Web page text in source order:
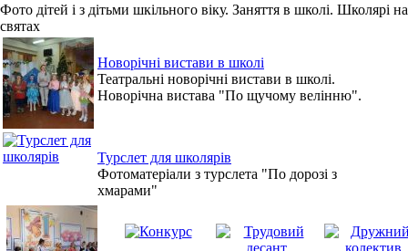
Фото дітей і з дітьми шкільного віку. Заняття в школі. Школярі на
святах
Новорічні вистави в школі
Театральні новорічні вистави в школі.
Новорічна вистава "По щучому велінню".
Турслет для школярів
Фотоматеріали з турслета "По дорозі з
хмарами"